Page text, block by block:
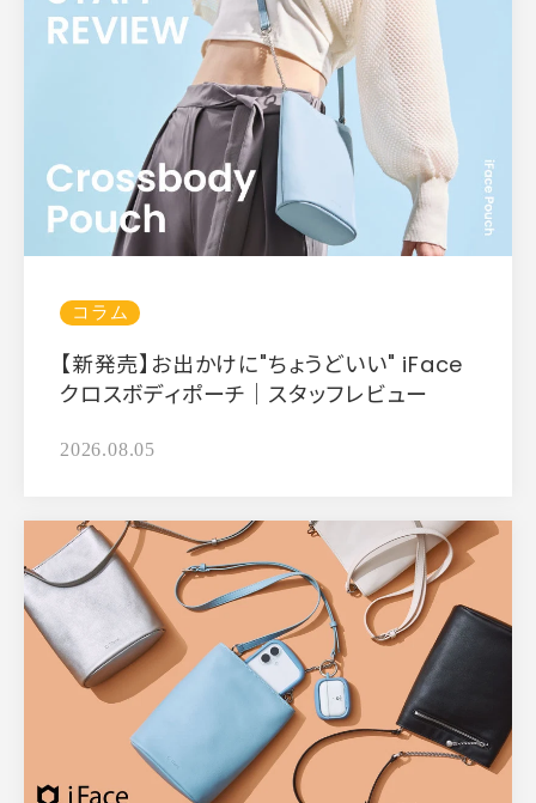
コラム
【新発売】お出かけに"ちょうどいい" iFace
クロスボディポーチ｜スタッフレビュー
2026.08.05